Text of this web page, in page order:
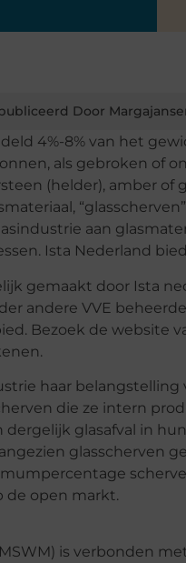
Door
4%-8% van het
als gebroken of
(helder), amber
aan
Ista Nederland
gemaakt door Ista
andere VVE
Bezoek de website
haar
die ze intern
dergelijk glasafval in
glasscherven
de open markt.
is verbonden